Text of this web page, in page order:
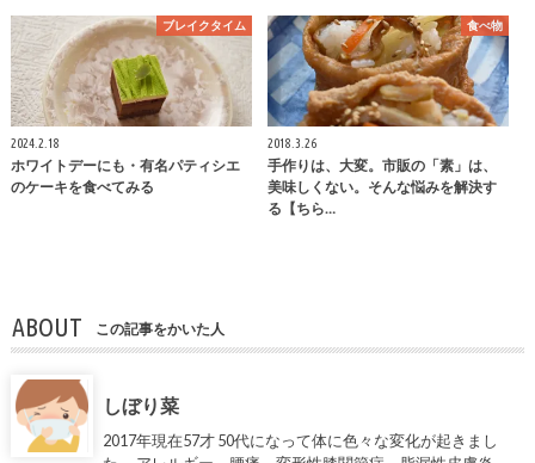
ブレイクタイム
2024.2.18
ホワイトデーにも・有名パティシエ
のケーキを食べてみる
食べ物
2018.3.26
手作りは、大変。市販の「素」は、
美味しくない。そんな悩みを解決す
る【ちら…
ABOUT この記事をかいた人
しぼり菜
2017年現在57才 50代になって体に色々な変化が起きまし